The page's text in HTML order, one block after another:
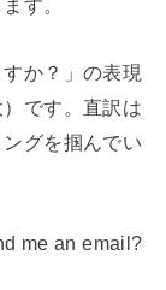
す。
か？」の表現
です。直訳は
グを掴んでい
me an email?